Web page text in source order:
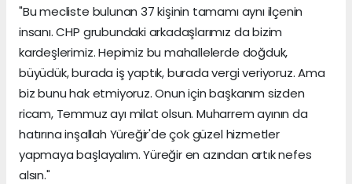
"Bu mecliste bulunan 37 kişinin tamamı aynı ilçenin
insanı. CHP grubundaki arkadaşlarımız da bizim
kardeşlerimiz. Hepimiz bu mahallelerde doğduk,
büyüdük, burada iş yaptık, burada vergi veriyoruz. Ama
biz bunu hak etmiyoruz. Onun için başkanım sizden
ricam, Temmuz ayı milat olsun. Muharrem ayının da
hatırına inşallah Yüreğir'de çok güzel hizmetler
yapmaya başlayalım. Yüreğir en azından artık nefes
alsın."